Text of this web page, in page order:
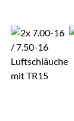
Zur